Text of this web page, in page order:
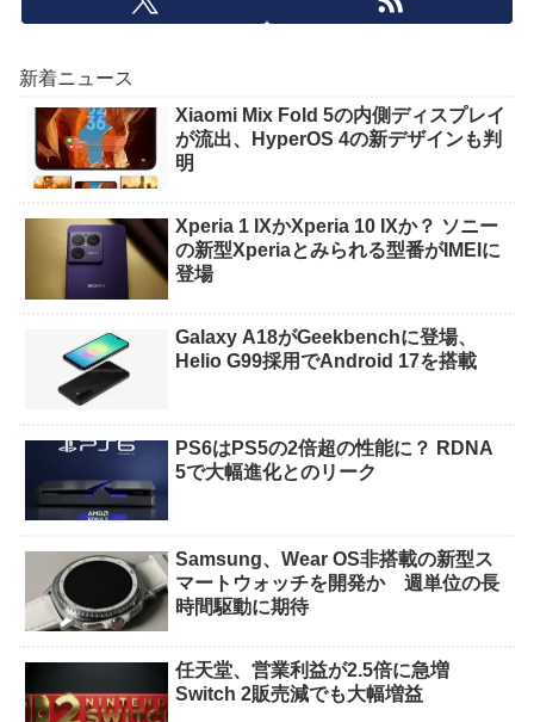
新着ニュース
Xiaomi Mix Fold 5の内側ディスプレイ
が流出、HyperOS 4の新デザインも判
明
Xperia 1 IXかXperia 10 IXか？ ソニー
の新型Xperiaとみられる型番がIMEIに
登場
Galaxy A18がGeekbenchに登場、
Helio G99採用でAndroid 17を搭載
PS6はPS5の2倍超の性能に？ RDNA
5で大幅進化とのリーク
Samsung、Wear OS非搭載の新型ス
マートウォッチを開発か 週単位の長
時間駆動に期待
任天堂、営業利益が2.5倍に急増
Switch 2販売減でも大幅増益